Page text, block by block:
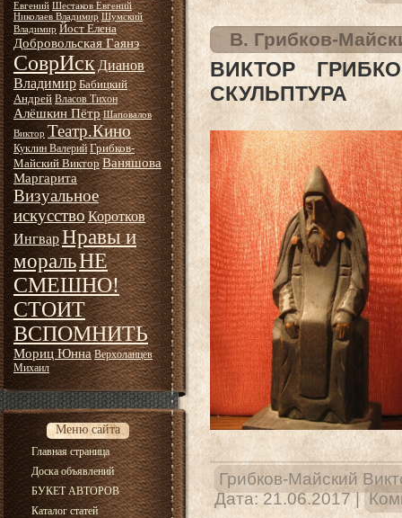
Евгений Шестаков Евгений
Николаев Владимир Шумский
Владимир Йост Елена
Добровольская Гаянэ
СоврИскДианов
Владимир Бабицкий
Андрей Власов Тихон
Алёшкин Пётр Шаповалов
Виктор Театр.Кино
Куклин Валерий Грибков-
Майский Виктор Ваняшова
Маргарита
Визуальное
искусствоКоротков
ИнгварНравы и
моральНЕ
СМЕШНО!
СТОИТ
ВСПОМНИТЬ
Мориц Юнна Верхоланцев
Михаил
Меню сайта
Главная страница
Доска объявлений
БУКЕТ АВТОРОВ
Каталог статей
В. Грибков-
ВИКТОР
СКУЛЬПТУРА
Грибков-Майский
Дата: 21.06.2017 |